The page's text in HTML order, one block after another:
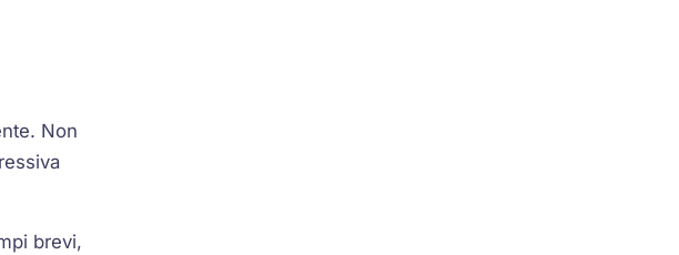
Non
brevi,